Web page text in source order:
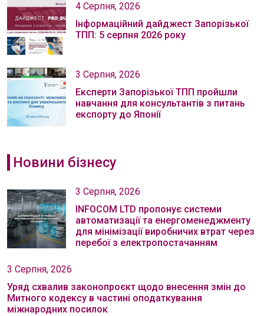
4 Серпня, 2026
Інформаційний дайджест Запорізької
ТПП: 5 серпня 2026 року
3 Серпня, 2026
Експерти Запорізької ТПП пройшли
навчання для консультантів з питань
експорту до Японії
Новини бізнесу
3 Серпня, 2026
INFOCOM LTD пропонує системи
автоматизації та енергоменеджменту
для мінімізації виробничих втрат через
перебої з електропостачанням
3 Серпня, 2026
Уряд схвалив законопроєкт щодо внесення змін до
Митного кодексу в частині оподаткування
міжнародних посилок